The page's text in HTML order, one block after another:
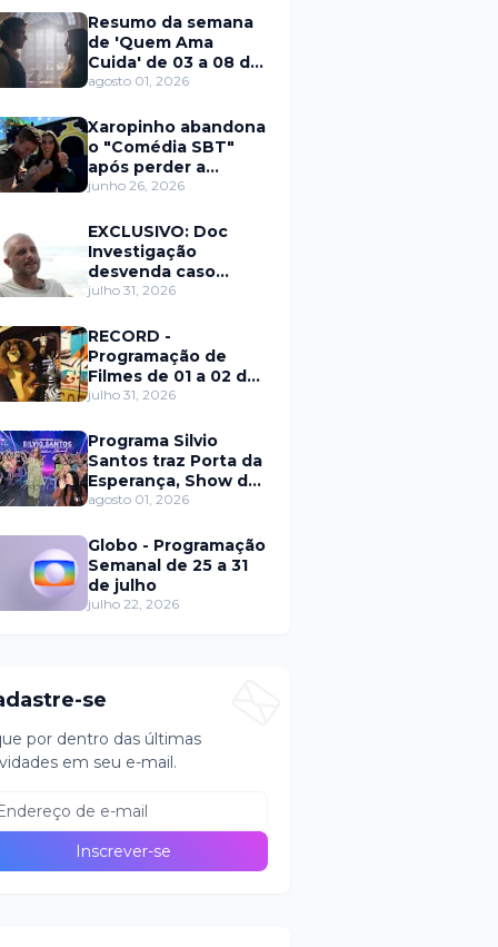
Resumo da semana
de 'Quem Ama
Cuida' de 03 a 08 de
agosto
agosto 01, 2026
Xaropinho abandona
o "Comédia SBT"
após perder a
paciência com Sarro
junho 26, 2026
EXCLUSIVO: Doc
Investigação
desvenda caso
Eduardo Martins e
trás de fraude
internacional
julho 31, 2026
RECORD -
Programação de
Filmes de 01 a 02 de
agosto
julho 31, 2026
Programa Silvio
Santos traz Porta da
Esperança, Show de
Calouros e Qual é a
domingo (2)
agosto 01, 2026
Globo - Programação
Semanal de 25 a 31
de julho
julho 22, 2026
se
por dentro das últimas
em seu e-mail.